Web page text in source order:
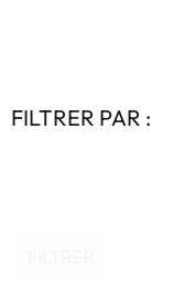
FILTRER PAR :